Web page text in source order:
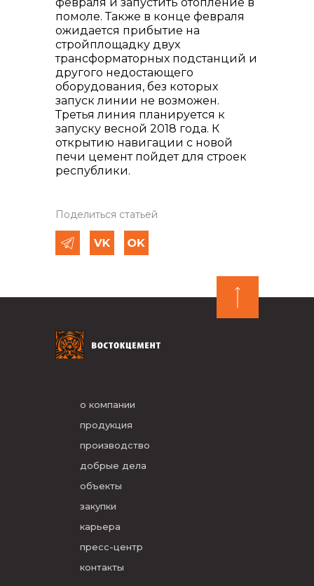
помоле. Также в конце февраля
ожидается прибытие на
стройплощадку двух
трансформаторных подстанций и
другого недостающего
оборудования, без которых
запуск линии не возможен.
Третья линия планируется к
запуску весной 2018 года. К
открытию навигации с новой
печи цемент пойдет для строек
республики.
Поделиться статьей
о компании
продукция
производство
добрые дела
объекты
закупки
карьера
пресс-центр
контакты